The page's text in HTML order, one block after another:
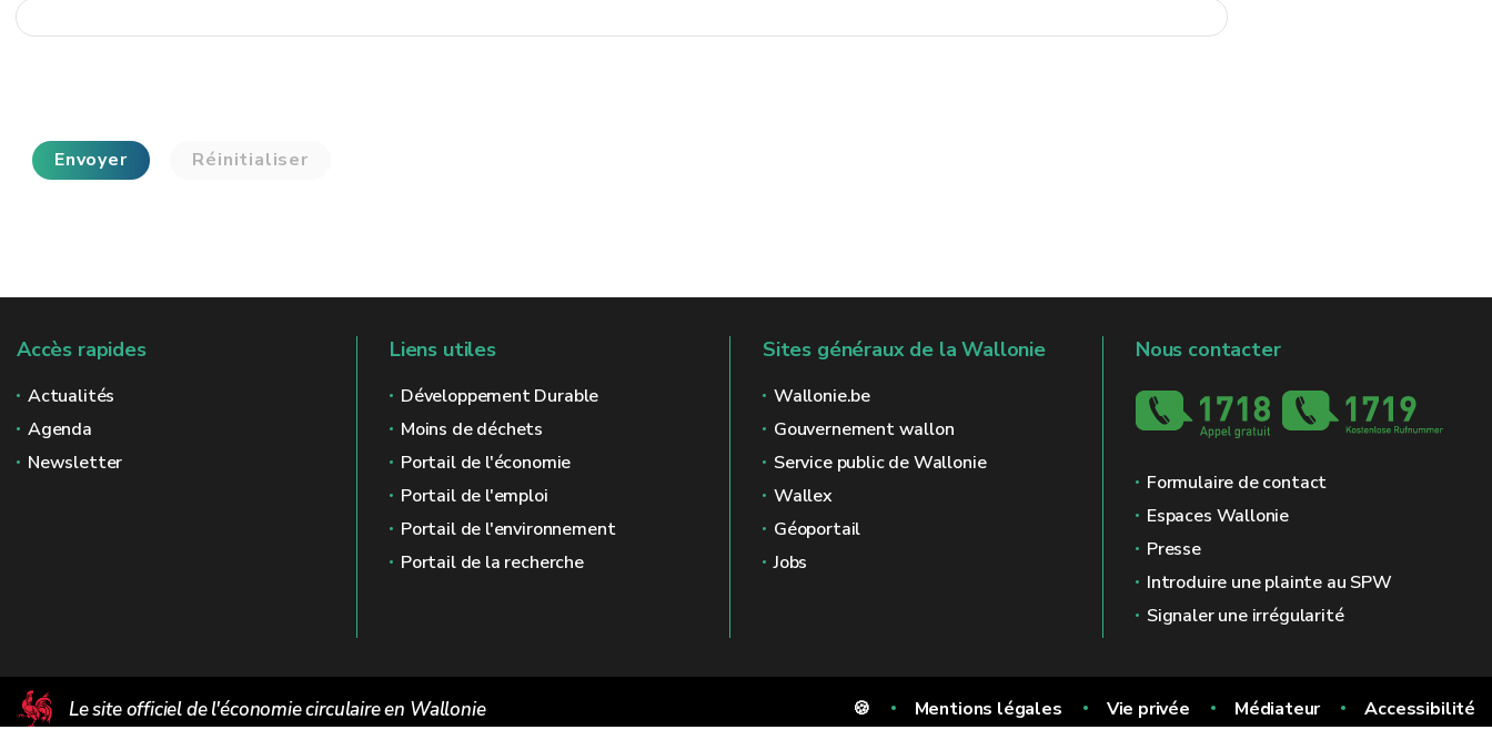
Envoyer Réinitialiser
Accès rapides
Actualités
Agenda
Newsletter
Liens utiles
Développement Durable
Moins de déchets
Portail de l'économie
Portail de l'emploi
Portail de l'environnement
Portail de la recherche
Sites généraux de la Wallonie
Wallonie.be
Gouvernement wallon
Service public de Wallonie
Wallex
Géoportail
Jobs
Nous contacter
Formulaire de contact
Espaces Wallonie
Presse
Introduire une plainte au SPW
Signaler une irrégularité
Le site officiel de l'économie circulaire en Wallonie 🍪 Mentions légales Vie privée Médiateur Accessibilité